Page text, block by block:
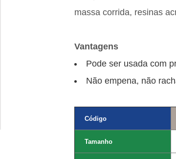
massa corrida, resinas
Vantagens
Pode ser usada com
Não empena, não
Código
Tamanho